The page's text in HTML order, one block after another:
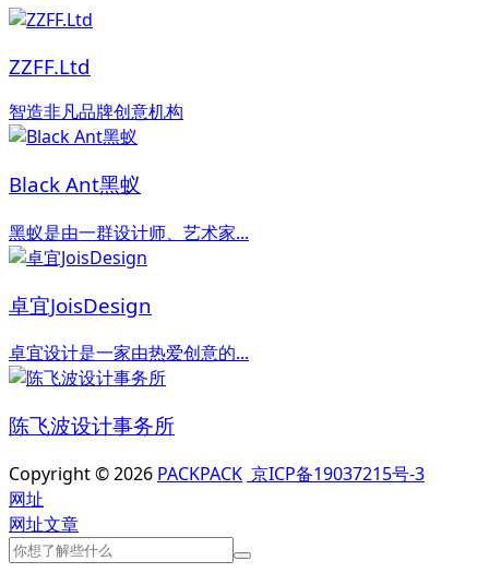
ZZFF.Ltd
智造非凡品牌创意机构
Black Ant黑蚁
黑蚁是由一群设计师、艺术家...
卓宜JoisDesign
卓宜设计是一家由热爱创意的...
陈飞波设计事务所
Copyright © 2026 PACKPACK 京ICP备19037215号-3
网址
网址文章